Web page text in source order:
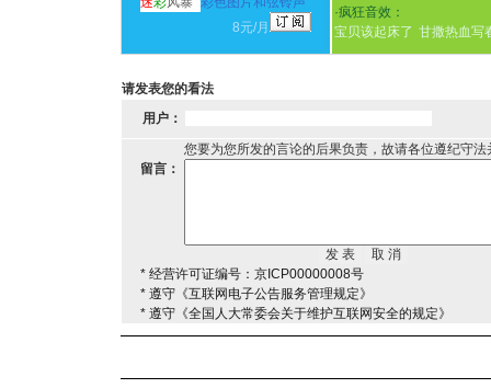
8元/月
·疯狂音效：
宝贝该起床了 甘撒热血写
请发表您的看法
用户：
您要为您所发的言论的后果负责，故请各位遵纪守
留言：
* 经营许可证编号：京ICP00000008号
* 遵守《互联网电子公告服务管理规定》
* 遵守《全国人大常委会关于维护互联网安全的规定》